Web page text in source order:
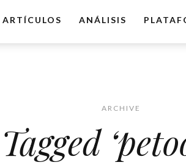
ARTÍCULOS ANÁLISIS
ARCHIVE